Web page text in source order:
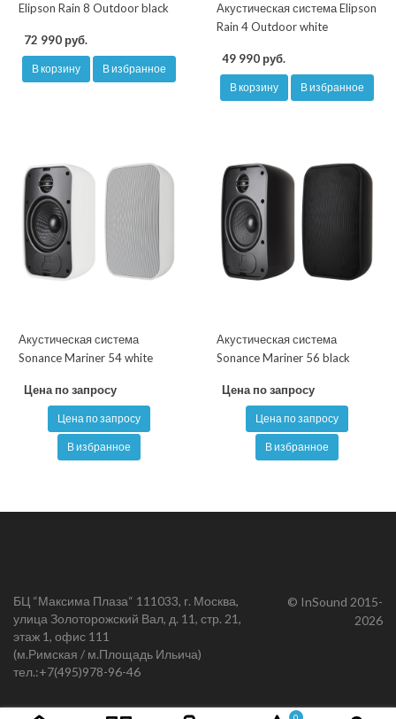
Elipson Rain 8 Outdoor black
72 990 руб.
В корзину В избранное
Акустическая система Elipson
Rain 4 Outdoor white
49 990 руб.
В корзину В избранное
Акустическая система
Sonance Mariner 54 white
Цена по запросу
Цена по запросу
В избранное
Акустическая система
Sonance Mariner 56 black
Цена по запросу
Цена по запросу
В избранное
БЦ “Максима Плаза“ 111033, г. Москва,
улица Золоторожский Вал, д. 11, стр. 21,
этаж 1, офис 111
(м.Римская / м.Площадь Ильича)
тел.:+7(495)978-96-46
© InSound 2015-
2026